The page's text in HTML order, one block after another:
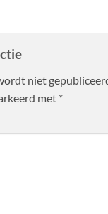
niet
met *